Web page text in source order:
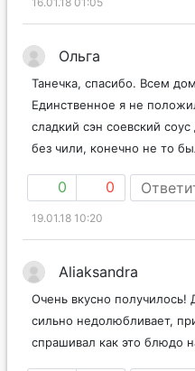
Ольга
Танечка, спасибо. Всем
Единственное я не
сладкий сэн соевский
без чили, конечно не то
0 0
19.01.18 10:20
Aliaksandra
Очень вкусно
сильно недолюбливает,
спрашивал как это блюдо